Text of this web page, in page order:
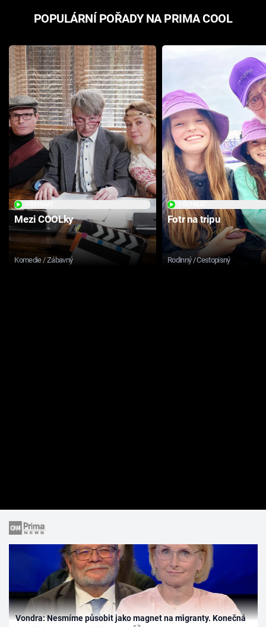
POPULÁRNÍ POŘADY NA PRIMA COOL
Mezi COOLky
Komedie / Zábavný
Fotr na tripu
Rodinný / Cestopisný
Vondra: Nesmíme působit jako magnet na migranty. Konečná